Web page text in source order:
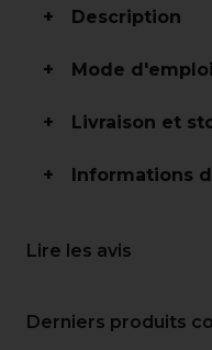
Description
Mode d'emploi
Livraison et
Informations
Lire les avis
Derniers produits